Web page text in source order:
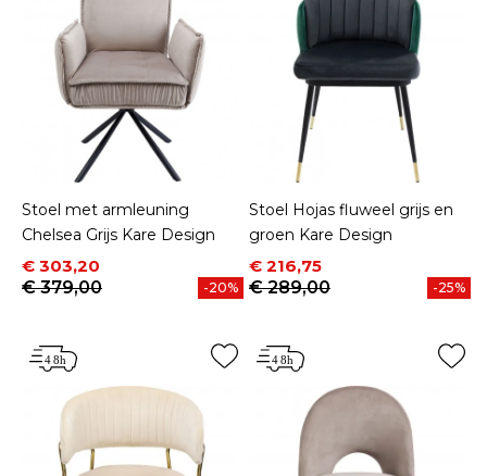
Stoel met armleuning
Chelsea Grijs Kare Design
Prijs
€ 303,20
Normale prijs
€ 379,00
-20%
Stoel Hojas fluweel grijs en
groen Kare Design
Prijs
€ 216,75
Normale prijs
€ 289,00
-25%